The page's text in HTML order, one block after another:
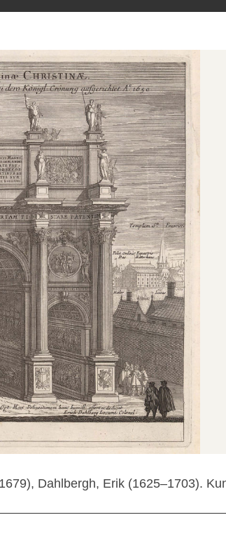
Dahlbergh, Erik (1625–1703).